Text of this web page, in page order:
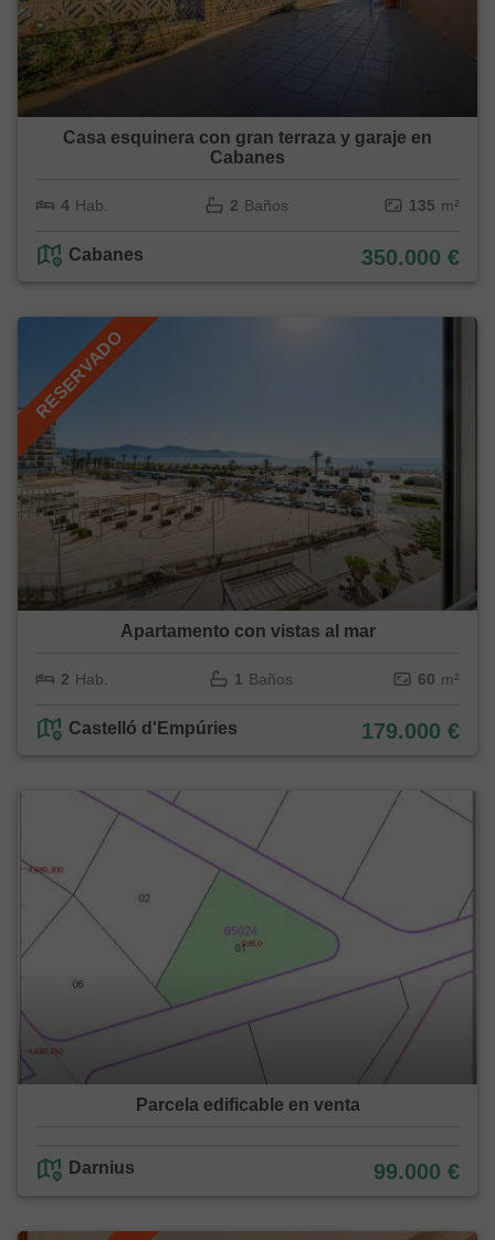
Casa esquinera con gran terraza y garaje en
Cabanes
4 Hab. 2 Baños 135 m²
Cabanes 350.000 €
RESERVADO
Apartamento con vistas al mar
2 Hab. 1 Baños 60 m²
Castelló d'Empúries 179.000 €
Parcela edificable en venta
Darnius 99.000 €